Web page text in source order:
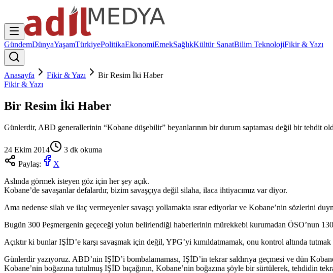
GündemDünyaYaşamTürkiyePolitikaEkonomiEmekSağlıkKültür SanatBilim TeknolojiFikir & Yazı
Anasayfa Fikir & Yazı
Bir Resim İki Haber
Fikir & Yazı
Bir Resim İki Haber
Günlerdir, ABD generallerinin “Kobane düşebilir” beyanlarının bir durum saptaması değil bir tehdit
24 Ekim 2014 3 dk okuma
Paylaş:
X
Aslında görmek isteyen göz için her şey açık.
Kobane’de savaşanlar defalardır, bizim savaşçıya değil silaha, ilaca ihtiyacımız var diyor.
Ama nedense silah ve ilaç vermeyenler savaşçı yollamakta ısrar ediyorlar ve Kobane’nin sözlerini
Bugün 300 Peşmergenin geçeceği yolun belirlendiği haberlerinin mürekkebi kurumadan ÖSO’nun
Açıktır ki bunlar IŞİD’e karşı savaşmak için değil, YPG’yi kımıldatmamak, onu kontrol altında
Günlerdir yazıyoruz. ABD’nin IŞİD’i bombalamaması, IŞİD’in tekrar saldırıya geçmesi ve dün
Kobane’nin boğazına tutulmuş IŞİD bıçağının, Kobane’nin boğazına şöyle bir sürtülerek, tehdidin